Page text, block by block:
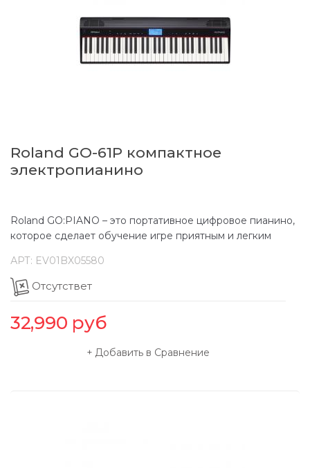
Roland GO-61P компактное
электропианино
Roland GO:PIANO – это портативное цифровое пианино,
которое сделает обучение игре приятным и легким
АРТ: EV01BX05580
Отсутствет
32,990 руб
Добавить в Сравнение